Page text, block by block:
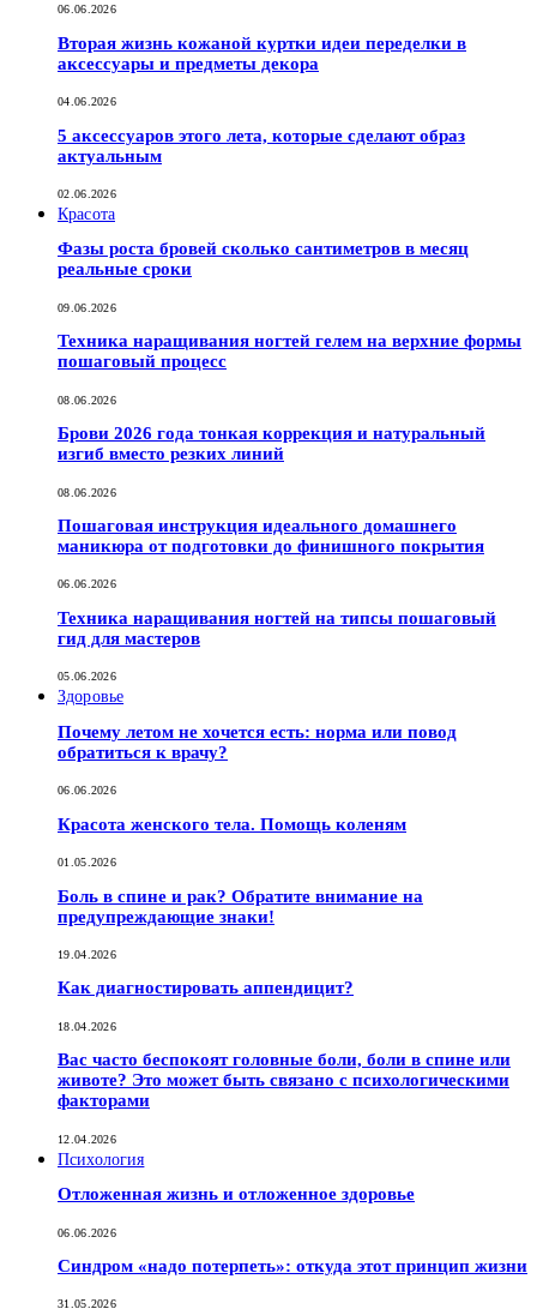
06.06.2026
Вторая жизнь кожаной куртки идеи переделки в
аксессуары и предметы декора
04.06.2026
5 аксессуаров этого лета, которые сделают образ
актуальным
02.06.2026
Красота
Фазы роста бровей сколько сантиметров в месяц
реальные сроки
09.06.2026
Техника наращивания ногтей гелем на верхние формы
пошаговый процесс
08.06.2026
Брови 2026 года тонкая коррекция и натуральный
изгиб вместо резких линий
08.06.2026
Пошаговая инструкция идеального домашнего
маникюра от подготовки до финишного покрытия
06.06.2026
Техника наращивания ногтей на типсы пошаговый
гид для мастеров
05.06.2026
Здоровье
Почему летом не хочется есть: норма или повод
обратиться к врачу?
06.06.2026
Красота женского тела. Помощь коленям
01.05.2026
Боль в спине и рак? Обратите внимание на
предупреждающие знаки!
19.04.2026
Как диагностировать аппендицит?
18.04.2026
Вас часто беспокоят головные боли, боли в спине или
животе? Это может быть связано с психологическими
факторами
12.04.2026
Психология
Отложенная жизнь и отложенное здоровье
06.06.2026
Синдром «надо потерпеть»: откуда этот принцип жизни
31.05.2026